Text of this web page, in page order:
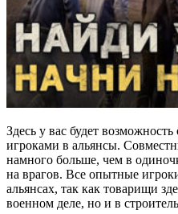
Здесь у вас будет
игроками в альянсы.
намного больше, чем в
на врагов. Все опытные
альянсах, так как товарищи
военном деле, но и в